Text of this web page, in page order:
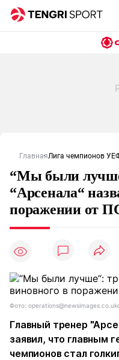
ГлавнаяЛига чемпионов
“Мы были
“Арсенала“
поражении от
Фото:
Главный тренер
заявил, что главным
чемпионов стал